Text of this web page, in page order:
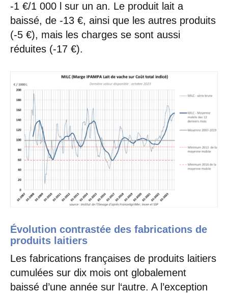
-1 €/1 000 l sur un an. Le produit lait a
baissé, de -13 €, ainsi que les autres produits
(-5 €), mais les charges se sont aussi
réduites (-17 €).
Évolution contrastée des fabrications de
produits laitiers
Les fabrications françaises de produits laitiers
cumulées sur dix mois ont globalement
baissé d’une année sur l‘autre. A l’exception